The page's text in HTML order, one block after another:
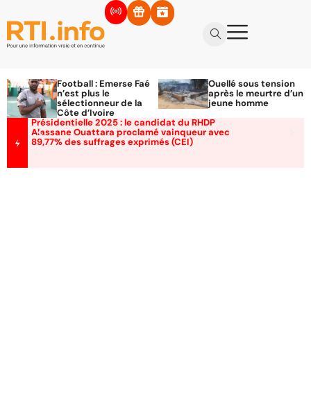
Football : Emerse Faé
n’est plus le
sélectionneur de la
Côte d’Ivoire
Ouellé sous tension
après le meurtre d’un
jeune homme
Présidentielle 2025 : le candidat du RHDP
Alassane Ouattara proclamé vainqueur avec
89,77% des suffrages exprimés (CEI)